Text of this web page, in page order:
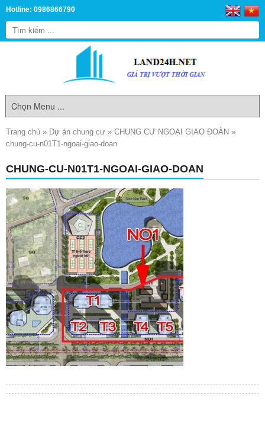
Hotline: 0986866790
Trang chủ » Dự án chung cư » CHUNG CƯ NGOẠI GIAO ĐOÀN »
chung-cu-n01T1-ngoai-giao-doan
CHUNG-CU-N01T1-NGOAI-GIAO-DOAN